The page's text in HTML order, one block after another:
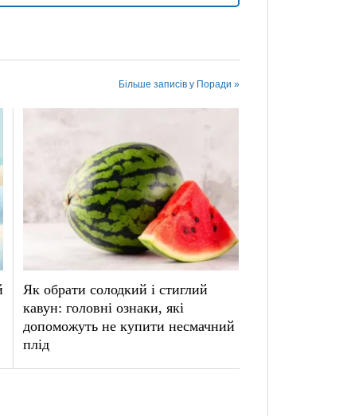
Більше записів у Поради »
Як обрати солодкий і стиглий
кавун: головні ознаки, які
допоможуть не купити несмачний
плід